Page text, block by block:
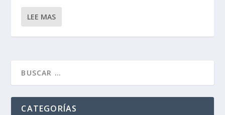
LEE MAS
CATEGORÍAS